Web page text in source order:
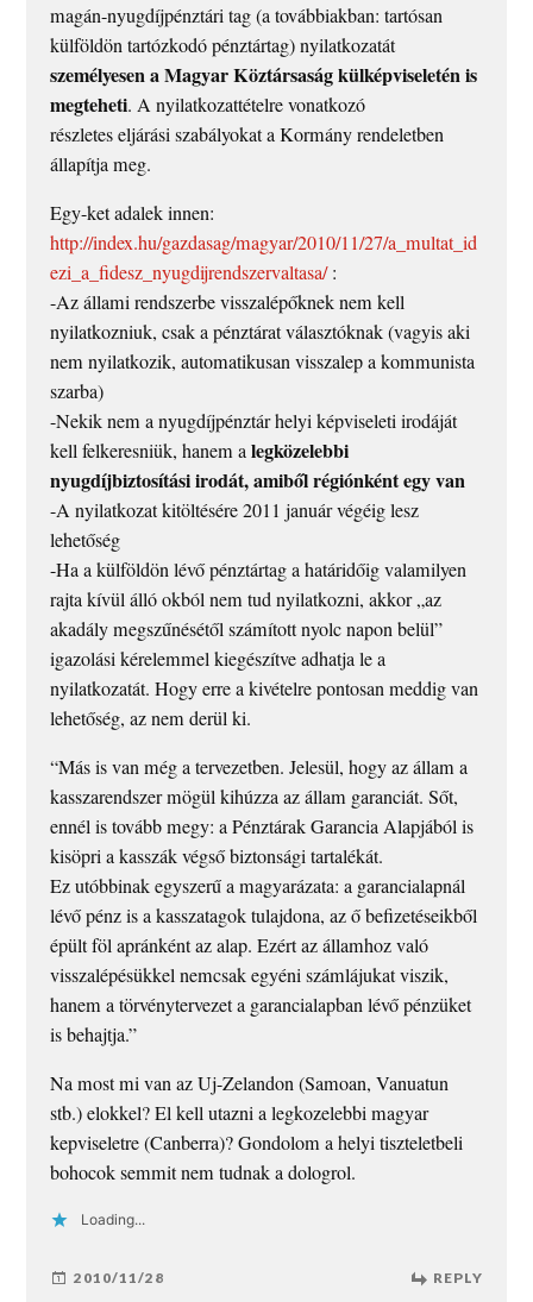
magán-nyugdíjpénztári tag (a továbbiakban: tartósan
külföldön tartózkodó pénztártag) nyilatkozatát
személyesen a Magyar Köztársaság külképviseletén is
megteheti. A nyilatkozattételre vonatkozó
részletes eljárási szabályokat a Kormány rendeletben
állapítja meg.
Egy-ket adalek innen:
http://index.hu/gazdasag/magyar/2010/11/27/a_multat_id
ezi_a_fidesz_nyugdijrendszervaltasa/:
-Az állami rendszerbe visszalépőknek nem kell
nyilatkozniuk, csak a pénztárat választóknak (vagyis aki
nem nyilatkozik, automatikusan visszalep a kommunista
szarba)
-Nekik nem a nyugdíjpénztár helyi képviseleti irodáját
kell felkeresniük, hanem alegközelebbi
nyugdíjbiztosítási irodát, amiből régiónként egy van
-A nyilatkozat kitöltésére 2011 január végéig lesz
lehetőség
-Ha a külföldön lévő pénztártag a határidőig valamilyen
rajta kívül álló okból nem tud nyilatkozni, akkor „az
akadály megszűnésétől számított nyolc napon belül”
igazolási kérelemmel kiegészítve adhatja le a
nyilatkozatát. Hogy erre a kivételre pontosan meddig van
lehetőség, az nem derül ki.
“Más is van még a tervezetben. Jelesül, hogy az állam a
kasszarendszer mögül kihúzza az állam garanciát. Sőt,
ennél is tovább megy: a Pénztárak Garancia Alapjából is
kisöpri a kasszák végső biztonsági tartalékát.
Ez utóbbinak egyszerű a magyarázata: a garancialapnál
lévő pénz is a kasszatagok tulajdona, az ő befizetéseikből
épült föl apránként az alap. Ezért az államhoz való
visszalépésükkel nemcsak egyéni számlájukat viszik,
hanem a törvénytervezet a garancialapban lévő pénzüket
is behajtja.”
Na most mi van az Uj-Zelandon (Samoan, Vanuatun
stb.) elokkel? El kell utazni a legkozelebbi magyar
kepviseletre (Canberra)? Gondolom a helyi tiszteletbeli
bohocok semmit nem tudnak a dologrol.
Loading...
2010/11/28 REPLY